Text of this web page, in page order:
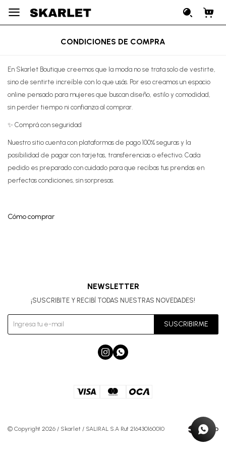

CONDICIONES DE COMPRA
En Skarlet Boutique creemos que la moda no se trata solo de vestirte,
sino de sentirte increíble con lo que usás. Por eso creamos un espacio
online pensado para mujeres que buscan diseño, estilo y comodidad,
sin perder tiempo ni confianza al comprar.
✨ Comprá con seguridad
Nuestro sitio cuenta con plataformas de pago 100% seguras y la
posibilidad de pagar con tarjetas, transferencias o efectivo. Cada
pedido es preparado con cuidado para que recibas tus prendas en
perfectas condiciones, sin sorpresas.
Cómo comprar
NEWSLETTER
¡SUSCRIBITE Y RECIBÍ TODAS NUESTRAS NOVEDADES!
SUSCRIBIRME
 
© Copyright 2026 / Skarlet / SALIRAL S.A Rut 216430160010